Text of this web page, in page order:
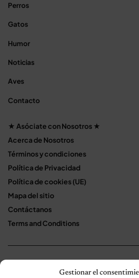
Gestionar el
Perros
Gatos
Humor
Noticias
Aves
Contacto
★ Asóciate con Nosotros ★
Acerca de Nosotros
Términos y condiciones
Política de Privacidad
Política de cookies (UE)
Mapa del sitio
Contáctanos
Terms and Conditions
Política de